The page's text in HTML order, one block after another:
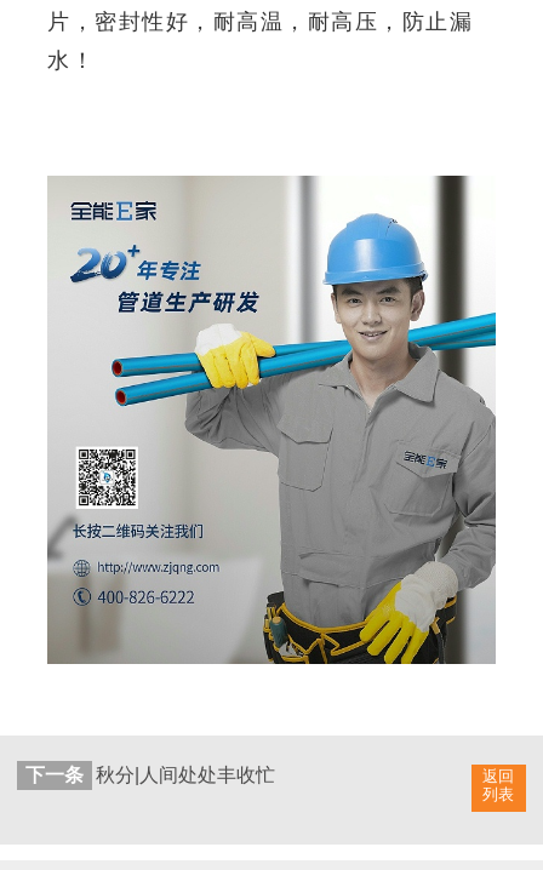
片，密封性好，耐高温，耐高压，防止漏
水！
返回
列表
下一条 秋分|人间处处丰收忙